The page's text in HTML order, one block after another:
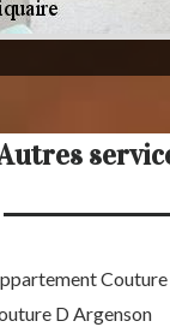
D Argenson